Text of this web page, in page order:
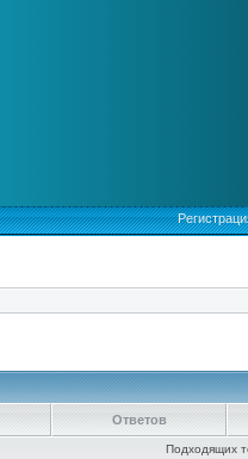
Ответов
Подходящих